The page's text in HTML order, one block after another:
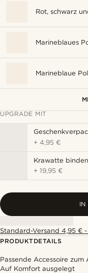
Rot, schwarz
Marineblaues
Marineblaue
Marineblaue
Tiefrote Rose
Silberfarbene
UPGRADE MIT
+4,95 €
Krawatte
+19,95 €
IN
Standard-Versand 4,95 €
PRODUKTDETAILS
Passende Accessoire zum
Auf Komfort ausgelegt